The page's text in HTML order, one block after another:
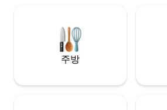
작은 거실, 반 개방형 레저 공간, 전용 욕실
이 있습니다.
주방